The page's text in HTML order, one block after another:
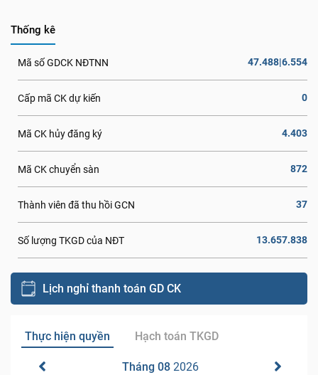
Thống kê
Mã số GDCK NĐTNN 47.488|6.554
Cấp mã CK dự kiến 0
Mã CK hủy đăng ký 4.403
Mã CK chuyển sàn 872
Thành viên đã thu hồi GCN 37
Số lượng TKGD của NĐT 13.657.838
Lịch nghỉ thanh toán GD CK
Thực hiện quyền Hạch toán TKGD
Tháng 08 2026